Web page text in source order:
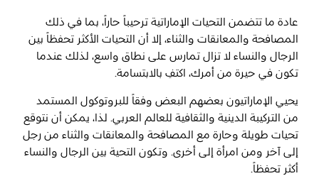
المفضلة رسم خريطة
أبو ظبي
منطقة العين
منطقة الظفرة
عادة ما تتضمن التحيات الإماراتية ترحيباً حاراً، بما في ذلك
المصافحة والمعانقات والثناء، إلا أن التحيات الأكثر تحفظاً بين
الرجال والنساء لا تزال تمارس على نطاق واسع، لذلك عندما
تكون في حيرة من أمرك، اكتفِ بالابتسامة.
يحيي الإماراتيون بعضهم البعض وفقاً للبروتوكول المستمد
من التركيبة الدينية والثقافية للعالم العربي. لذا، يمكن أن نتوقع
تحيات طويلة وحارة مع المصافحة والمعانقات والثناء من رجل
إلى آخر ومن امرأة إلى أخرى. وتكون التحية بين الرجال والنساء
أكثر تحفظاً.